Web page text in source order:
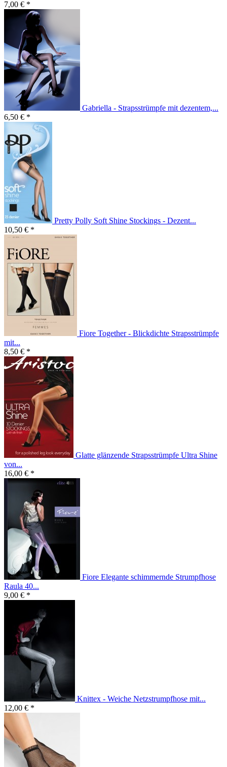
7,00 € *
Gabriella - Strapsstrümpfe mit dezentem,...
6,50 € *
Pretty Polly Soft Shine Stockings - Dezent...
10,50 € *
Fiore Together - Blickdichte Strapsstrümpfe
mit...
8,50 € *
Glatte glänzende Strapsstrümpfe Ultra Shine
von...
16,00 € *
Fiore Elegante schimmernde Strumpfhose
Raula 40...
9,00 € *
Knittex - Weiche Netzstrumpfhose mit...
12,00 € *